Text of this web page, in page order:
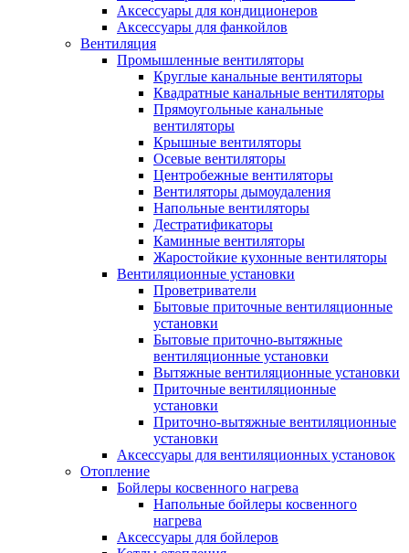
Аксессуары для кондиционеров
Аксессуары для фанкойлов
Вентиляция
Промышленные вентиляторы
Круглые канальные вентиляторы
Квадратные канальные вентиляторы
Прямоугольные канальные
вентиляторы
Крышные вентиляторы
Осевые вентиляторы
Центробежные вентиляторы
Вентиляторы дымоудаления
Напольные вентиляторы
Дестратификаторы
Каминные вентиляторы
Жаростойкие кухонные вентиляторы
Вентиляционные установки
Проветриватели
Бытовые приточные вентиляционные
установки
Бытовые приточно-вытяжные
вентиляционные установки
Вытяжные вентиляционные установки
Приточные вентиляционные
установки
Приточно-вытяжные вентиляционные
установки
Аксессуары для вентиляционных установок
Отопление
Бойлеры косвенного нагрева
Напольные бойлеры косвенного
нагрева
Аксессуары для бойлеров